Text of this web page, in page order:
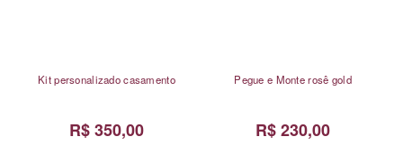
Kit personalizado casamento
R$ 350,00
Pegue e Monte rosê gold
R$ 230,00